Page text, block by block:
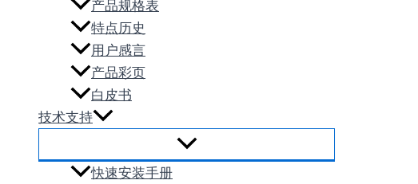
产品规格表
特点历史
用户感言
产品彩页
白皮书
技术支持
快速安装手册